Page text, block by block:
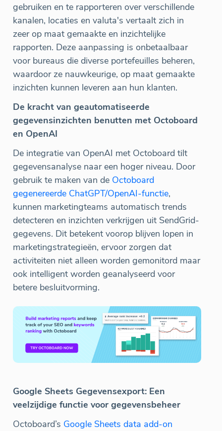
gebruiken en te rapporteren over verschillende
kanalen, locaties en valuta's vertaalt zich in
zeer op maat gemaakte en inzichtelijke
rapporten. Deze aanpassing is onbetaalbaar
voor bureaus die diverse portefeuilles beheren,
waardoor ze nauwkeurige, op maat gemaakte
inzichten kunnen leveren aan hun klanten.
De kracht van geautomatiseerde
gegevensinzichten benutten met Octoboard
en OpenAI
De integratie van OpenAI met Octoboard tilt
gegevensanalyse naar een hoger niveau. Door
gebruik te maken van de Octoboard
gegenereerde ChatGPT/OpenAI-functie,
kunnen marketingteams automatisch trends
detecteren en inzichten verkrijgen uit SendGrid-
gegevens. Dit betekent voorop blijven lopen in
marketingstrategieën, ervoor zorgen dat
activiteiten niet alleen worden gemonitord maar
ook intelligent worden geanalyseerd voor
betere besluitvorming.
Google Sheets Gegevensexport: Een
veelzijdige functie voor gegevensbeheer
Octoboard’s Google Sheets data add-on